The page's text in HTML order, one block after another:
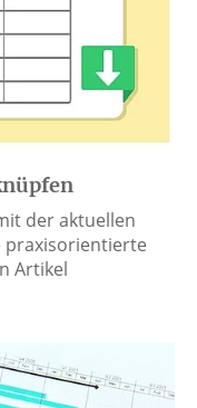
der aktuellen
praxisorientierte
Artikel